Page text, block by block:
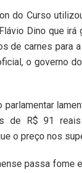
do Curso
Dino que
de carnes para
o governo
parlamentar
de R$ 91
o preço nos
passa